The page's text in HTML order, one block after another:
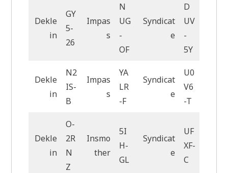
Dekle
in
GY
5-
26
Impas
s
N
UG
-
OF
Syndicat
e
D
UV
-
5Y
Dekle
in
N2
IS-
B
Impas
s
YA
LR
-F
Syndicat
e
U0
V6
-T
Dekle
in
O-
2R
N
Z
Insmo
ther
5I
H-
GL
Syndicat
e
UF
XF-
C